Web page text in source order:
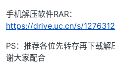
手机解压软件RAR：
https://drive.uc.cn/s/
PS：推荐各位先转存再下载
谢大家配合